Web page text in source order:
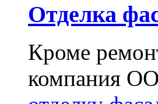
Отделка
Кроме
компания